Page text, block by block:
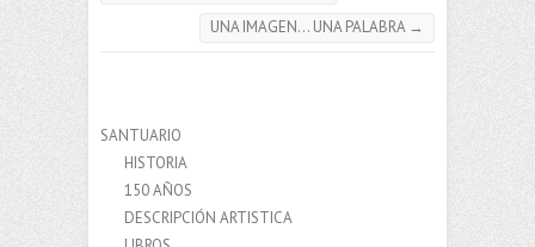
UNA IMAGEN… UNA PALABRA →
SANTUARIO
HISTORIA
150 AÑOS
DESCRIPCIÓN ARTISTICA